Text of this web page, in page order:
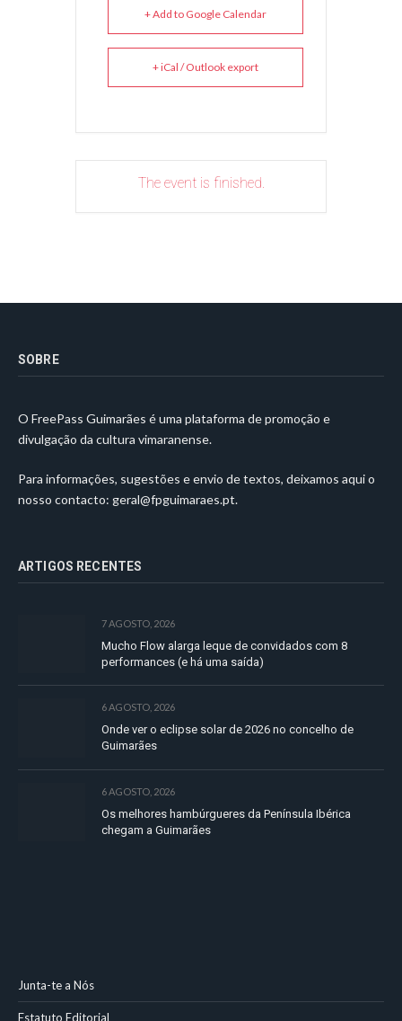
+ Add to Google Calendar
+ iCal / Outlook export
The event is finished.
SOBRE
O FreePass Guimarães é uma plataforma de promoção e
divulgação da cultura vimaranense.
Para informações, sugestões e envio de textos, deixamos aqui o
nosso contacto: geral@fpguimaraes.pt.
ARTIGOS RECENTES
7 AGOSTO, 2026
Mucho Flow alarga leque de convidados com 8
performances (e há uma saída)
6 AGOSTO, 2026
Onde ver o eclipse solar de 2026 no concelho de
Guimarães
6 AGOSTO, 2026
Os melhores hambúrgueres da Península Ibérica
chegam a Guimarães
Junta-te a Nós
Estatuto Editorial